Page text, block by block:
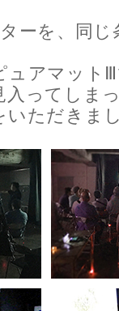
ーを、同
ュアマッ
入ってしま
いただきま